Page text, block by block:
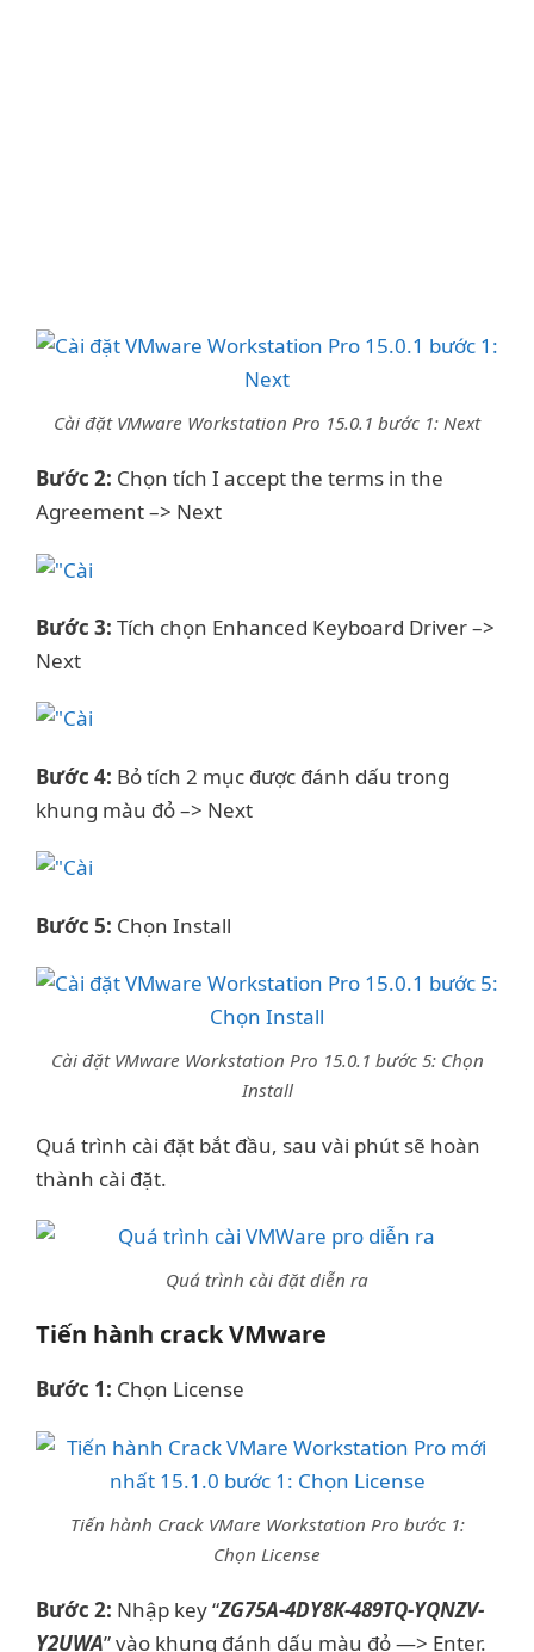
Cài đặt VMware Workstation Pro 15.0.1 bước 1: Next
Bước 2: Chọn tích I accept the terms in the
Agreement –> Next
Bước 3: Tích chọn Enhanced Keyboard Driver –>
Next
Bước 4: Bỏ tích 2 mục được đánh dấu trong
khung màu đỏ –> Next
Bước 5: Chọn Install
Cài đặt VMware Workstation Pro 15.0.1 bước 5: Chọn
Install
Quá trình cài đặt bắt đầu, sau vài phút sẽ hoàn
thành cài đặt.
Quá trình cài đặt diễn ra
Tiến hành crack VMware
Bước 1: Chọn License
Tiến hành Crack VMare Workstation Pro bước 1:
Chọn License
Bước 2: Nhập key “ZG75A-4DY8K-489TQ-YQNZV-
Y2UWA” vào khung đánh dấu màu đỏ —> Enter.